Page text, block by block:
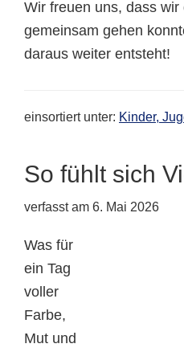
Wir freuen uns, dass wir
gemeinsam gehen
daraus weiter entsteht!
einsortiert unter: Kinder,
So fühlt sich
verfasst am 6. Mai 2026
Was für
ein Tag
voller
Farbe,
Mut und